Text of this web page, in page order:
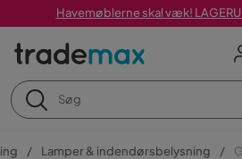
Havemøblerne skal væk!
Lamper & indendørsbelysning